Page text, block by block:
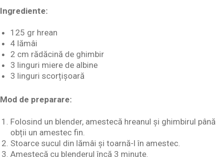
Ingrediente:
125 gr hrean
4 lămâi
2 cm rădăcină de ghimbir
3 linguri miere de albine
3 linguri scorțișoară
Mod de preparare:
Folosind un blender, amestecă hreanul și ghimbirul până
obții un amestec fin.
Stoarce sucul din lămâi și toarnă-l în amestec.
Amestecă cu blenderul încă 3 minute.